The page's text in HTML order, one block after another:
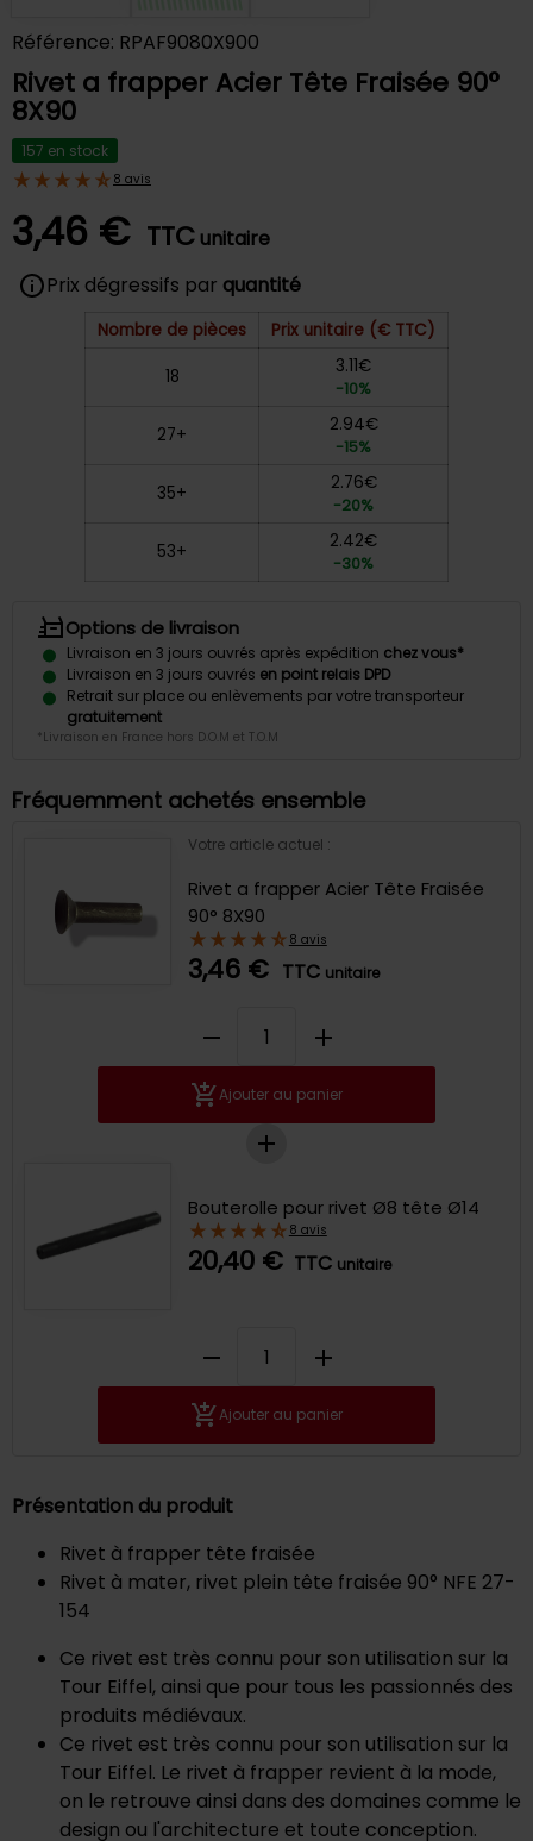
Référence: RPAF9080X900
Rivet a frapper Acier Tête Fraisée 90°
8X90
157 en stock
8 avis
3,46 € TTC unitaire
Prix dégressifs par quantité
Nombre de pièces Prix unitaire (€ TTC)
18 3.11€
-10%
27+ 2.94€
-15%
35+ 2.76€
-20%
53+ 2.42€
-30%
Options de livraison
Livraison en 3 jours ouvrés après expédition chez vous*
Livraison en 3 jours ouvrés en point relais DPD
Retrait sur place ou enlèvements par votre transporteur
gratuitement
*Livraison en France hors D.O.M et T.O.M
Fréquemment achetés ensemble
Votre article actuel :
Rivet a frapper Acier Tête Fraisée
90° 8X90
8 avis
3,46 € TTC unitaire
remove add
Ajouter au panier
Bouterolle pour rivet Ø8 tête Ø14
8 avis
20,40 € TTC unitaire
remove add
Ajouter au panier
Présentation du produit
Rivet à frapper tête fraisée
Rivet à mater, rivet plein tête fraisée 90° NFE 27-
154
Ce rivet est très connu pour son utilisation sur la
Tour Eiffel, ainsi que pour tous les passionnés des
produits médiévaux.
Ce rivet est très connu pour son utilisation sur la
Tour Eiffel. Le rivet à frapper revient à la mode,
on le retrouve ainsi dans des domaines comme le
design ou l'architecture et toute conception.